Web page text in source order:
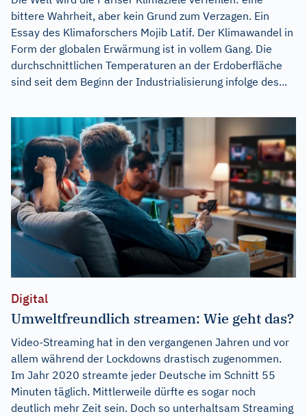
bittere Wahrheit, aber kein Grund zum Verzagen. Ein
Essay des Klimaforschers Mojib Latif. Der Klimawandel in
Form der globalen Erwärmung ist in vollem Gang. Die
durchschnittlichen Temperaturen an der Erdoberfläche
sind seit dem Beginn der Industrialisierung infolge des...
Digital
Umweltfreundlich streamen: Wie geht das?
Video-Streaming hat in den vergangenen Jahren und vor
allem während der Lockdowns drastisch zugenommen.
Im Jahr 2020 streamte jeder Deutsche im Schnitt 55
Minuten täglich. Mittlerweile dürfte es sogar noch
deutlich mehr Zeit sein. Doch so unterhaltsam Streaming